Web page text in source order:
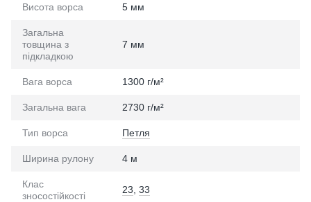
Висота ворса 5 мм
Загальна
товщина з
підкладкою
7 мм
Вага ворса 1300 г/м²
Загальна вага 2730 г/м²
Тип ворса Петля
Ширина рулону 4 м
Клас
зносостійкості
23 33